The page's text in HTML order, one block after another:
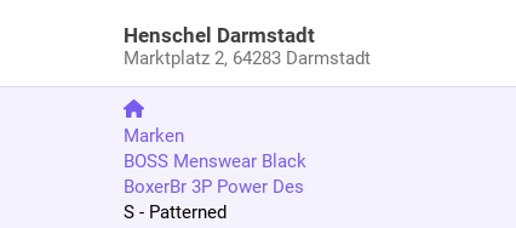
Henschel Darmstadt
Marktplatz 2, 64283 Darmstadt
Marken
BOSS Menswear Black
BoxerBr 3P Power Des
S - Patterned